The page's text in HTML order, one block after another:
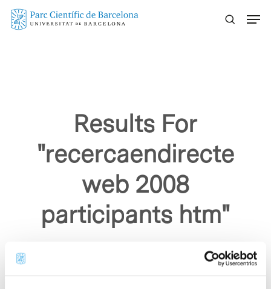
Skip
Results For
"recercaendirecte
web 2008
participants htm"